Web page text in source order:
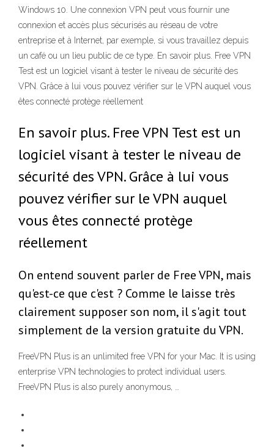
Windows 10. Une connexion VPN peut vous fournir une
connexion et accès plus sécurisés au réseau de votre
entreprise et à Internet, par exemple, si vous travaillez depuis
un café ou un lieu public de ce type. En savoir plus. Free VPN
Test est un logiciel visant à tester le niveau de sécurité des
VPN. Grâce à lui vous pouvez vérifier sur le VPN auquel vous
êtes connecté protège réellement
En savoir plus. Free VPN Test est un
logiciel visant à tester le niveau de
sécurité des VPN. Grâce à lui vous
pouvez vérifier sur le VPN auquel
vous êtes connecté protège
réellement
On entend souvent parler de Free VPN, mais
qu'est-ce que c'est ? Comme le laisse très
clairement supposer son nom, il s'agit tout
simplement de la version gratuite du VPN.
FreeVPN Plus is an unlimited free VPN for your Mac. It is using
enterprise VPN technologies to protect individual users.
FreeVPN Plus is also purely anonymous, …